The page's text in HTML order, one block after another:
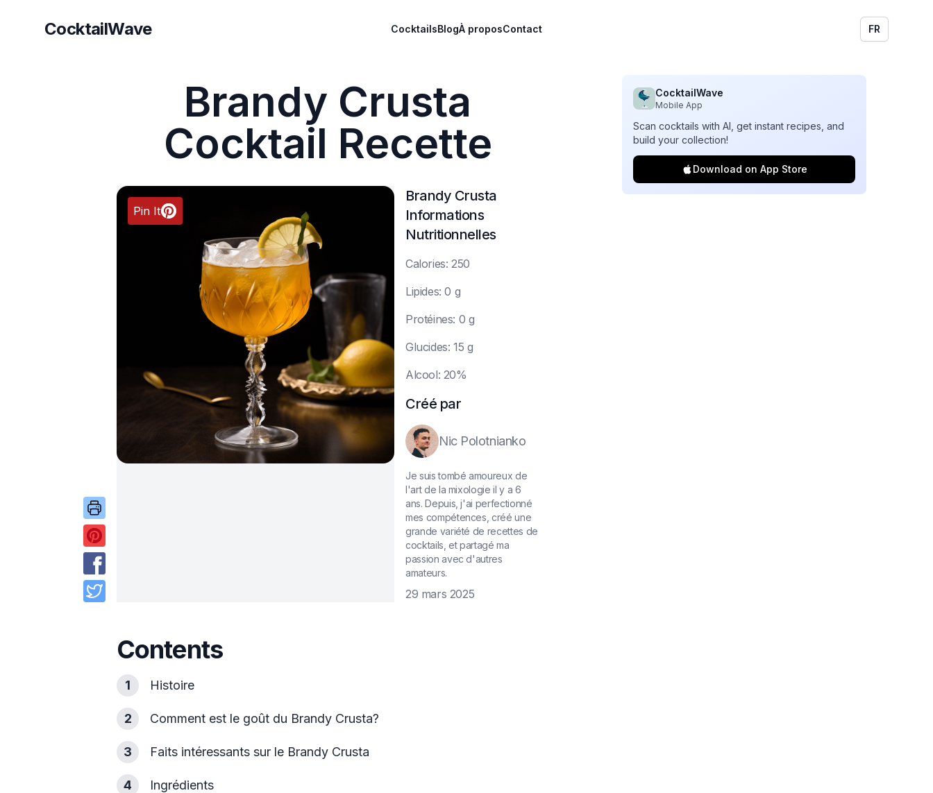
CocktailWave
CocktailWave CocktailsBlogÀ proposContact FR
Brandy Crusta
Cocktail Recette
Pin It
Brandy Crusta
Informations
Nutritionnelles
Calories: 250
Lipides: 0 g
Protéines: 0 g
Glucides: 15 g
Alcool: 20%
Créé par
Nic Polotnianko
Je suis tombé amoureux de
l'art de la mixologie il y a 6
ans. Depuis, j'ai perfectionné
mes compétences, créé une
grande variété de recettes de
cocktails, et partagé ma
passion avec d'autres
amateurs.
29 mars 2025
Contents
1 Histoire
2 Comment est le goût du Brandy Crusta?
3 Faits intéressants sur le Brandy Crusta
4 Ingrédients
CocktailWave
Mobile App
Scan cocktails with AI, get instant recipes, and
build your collection!
Download on App Store